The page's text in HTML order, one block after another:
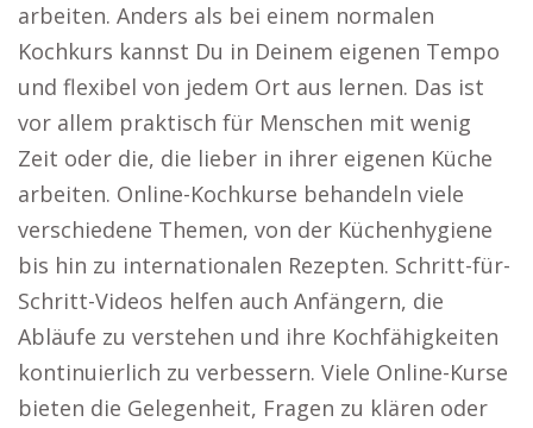
arbeiten. Anders als bei einem normalen
Kochkurs kannst Du in Deinem eigenen Tempo
und flexibel von jedem Ort aus lernen. Das ist
vor allem praktisch für Menschen mit wenig
Zeit oder die, die lieber in ihrer eigenen Küche
arbeiten. Online-Kochkurse behandeln viele
verschiedene Themen, von der Küchenhygiene
bis hin zu internationalen Rezepten. Schritt-für-
Schritt-Videos helfen auch Anfängern, die
Abläufe zu verstehen und ihre Kochfähigkeiten
kontinuierlich zu verbessern. Viele Online-Kurse
bieten die Gelegenheit, Fragen zu klären oder